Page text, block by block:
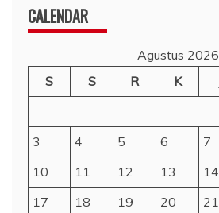
CALENDAR
Agustus 2026
S
S R K
3
4 5 6 7
10
11 12 13 14
17
18 19 20 21